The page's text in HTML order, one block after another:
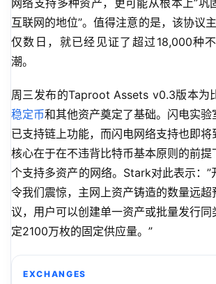
网络支持多种资产，更可能从根本上”巩
互联网的地位”。值得注意的是，该协议
仅数日，就已经见证了超过18,000种
潮。
周三发布的Taproot Assets v0.3版本为
稳定币和其他资产奠定了基础。闪电实
已支持链上功能，而闪电网络支持也即将
核心在于在不违背比特币基本原则的前
个支持多资产的网络。Stark对此表示：”
令我们震惊，主网上资产铸造的数量远
议，用户可以创建单一资产或批量发行
定2100万枚的固定供应量。”
EXCHANGES